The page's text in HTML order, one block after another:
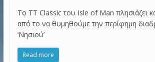
Το TT Classic του Isle of Man πλησιάζει
από το να θυμηθούμε την περίφημη
‘Νησιού’
Read more